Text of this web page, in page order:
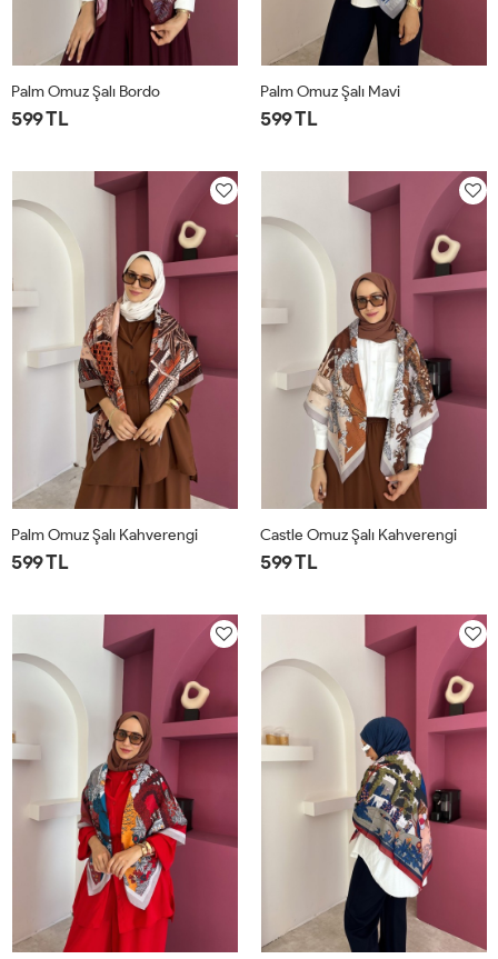
Palm Omuz Şalı Bordo
599 TL
Palm Omuz Şalı Mavi
599 TL
Palm Omuz Şalı Kahverengi
599 TL
Castle Omuz Şalı Kahverengi
599 TL